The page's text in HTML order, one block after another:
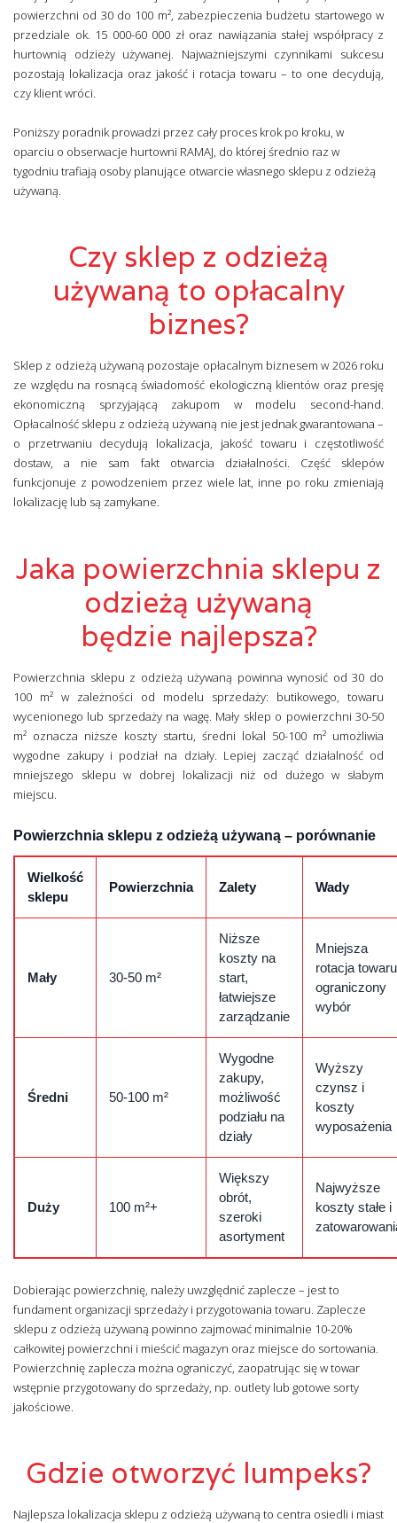
powierzchni od 30 do 100 m², zabezpieczenia budżetu startowego w
przedziale ok. 15 000-60 000 zł oraz nawiązania stałej współpracy z
hurtownią odzieży używanej. Najważniejszymi czynnikami sukcesu
pozostają lokalizacja oraz jakość i rotacja towaru – to one decydują,
czy klient wróci.
Poniższy poradnik prowadzi przez cały proces krok po kroku, w
oparciu o obserwacje hurtowni RAMAJ, do której średnio raz w
tygodniu trafiają osoby planujące otwarcie własnego sklepu z odzieżą
używaną.
Czy sklep z odzieżą
używaną to opłacalny
biznes?
Sklep z odzieżą używaną pozostaje opłacalnym biznesem w 2026 roku
ze względu na rosnącą świadomość ekologiczną klientów oraz presję
ekonomiczną sprzyjającą zakupom w modelu second-hand.
Opłacalność sklepu z odzieżą używaną nie jest jednak gwarantowana –
o przetrwaniu decydują lokalizacja, jakość towaru i częstotliwość
dostaw, a nie sam fakt otwarcia działalności. Część sklepów
funkcjonuje z powodzeniem przez wiele lat, inne po roku zmieniają
lokalizację lub są zamykane.
Jaka powierzchnia sklepu z
odzieżą używaną
będzie najlepsza?
Powierzchnia sklepu z odzieżą używaną powinna wynosić od 30 do
100 m² w zależności od modelu sprzedaży: butikowego, towaru
wycenionego lub sprzedaży na wagę. Mały sklep o powierzchni 30-50
m² oznacza niższe koszty startu, średni lokal 50-100 m² umożliwia
wygodne zakupy i podział na działy. Lepiej zacząć działalność od
mniejszego sklepu w dobrej lokalizacji niż od dużego w słabym
miejscu.
Powierzchnia sklepu z odzieżą używaną – porównanie
Wielkość
sklepu
Powierzchnia Zalety Wady
Mały 30-50 m²
Niższe
koszty na
start,
łatwiejsze
zarządzanie
Mniejsza
rotacja
ograniczony
wybór
Średni 50-100 m²
Wygodne
zakupy,
możliwość
podziału na
działy
Wyższy
czynsz i
koszty
wyposażenia
Duży 100 m²+
Większy
obrót,
szeroki
asortyment
Najwyższe
koszty stałe i
Dobierając powierzchnię, należy uwzględnić zaplecze – jest to
fundament organizacji sprzedaży i przygotowania towaru. Zaplecze
sklepu z odzieżą używaną powinno zajmować minimalnie 10-20%
całkowitej powierzchni i mieścić magazyn oraz miejsce do sortowania.
Powierzchnię zaplecza można ograniczyć, zaopatrując się w towar
wstępnie przygotowany do sprzedaży, np. outlety lub gotowe sorty
jakościowe.
Gdzie otworzyć lumpeks?
Najlepsza lokalizacja sklepu z odzieżą używaną to centra osiedli i miast